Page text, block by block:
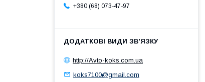
+380 (68) 073-47-97
http://Avto-koks.com.ua
koks7100@gmail.com